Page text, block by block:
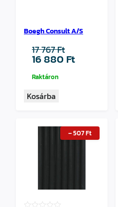
Boegh Consult A/S
17 767Ft
Original
was:
767 Ft.
16 880 FtCurrent
Raktáron
Kosárba
–507Ft